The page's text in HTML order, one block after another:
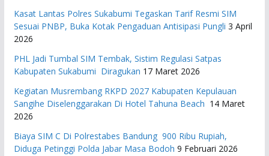
Kasat Lantas Polres Sukabumi Tegaskan Tarif Resmi SIM
Sesuai PNBP, Buka Kotak Pengaduan Antisipasi Pungli 3 April
2026
PHL Jadi Tumbal SIM Tembak, Sistim Regulasi Satpas
Kabupaten Sukabumi Diragukan 17 Maret 2026
Kegiatan Musrembang RKPD 2027 ​Kabupaten Kepulauan
Sangihe Diselenggarakan Di Hotel Tahuna Beach 14 Maret
2026
Biaya SIM C Di Polrestabes Bandung 900 Ribu Rupiah,
Diduga Petinggi Polda Jabar Masa Bodoh 9 Februari 2026